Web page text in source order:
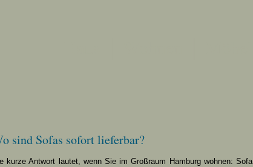
sind Sofas sofort lieferbar?
kurze Antwort lautet, wenn Sie im Großraum Hamburg wohnen: Sofa